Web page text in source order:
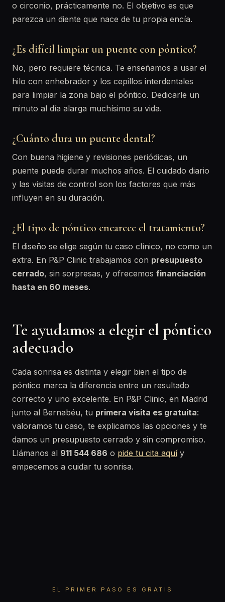
o circonio, prácticamente no. El objetivo es que
parezca un diente que nace de tu propia encía.
¿Es difícil limpiar un puente con póntico?
No, pero requiere técnica. Te enseñamos a usar el
hilo con enhebrador y los cepillos interdentales
para limpiar la zona bajo el póntico. Dedicarle un
minuto al día alarga muchísimo su vida.
¿Cuánto dura un puente dental?
Con buena higiene y revisiones periódicas, un
puente puede durar muchos años. El cuidado diario
y las visitas de control son los factores que más
influyen en su duración.
¿El tipo de póntico encarece el tratamiento?
El diseño se elige según tu caso clínico, no como un
extra. En P&P Clinic trabajamos con presupuesto
cerrado, sin sorpresas, y ofrecemos financiación
hasta en 60 meses.
Te ayudamos a elegir el póntico
adecuado
Cada sonrisa es distinta y elegir bien el tipo de
póntico marca la diferencia entre un resultado
correcto y uno excelente. En P&P Clinic, en Madrid
junto al Bernabéu, tu primera visita es gratuita:
valoramos tu caso, te explicamos las opciones y te
damos un presupuesto cerrado y sin compromiso.
Llámanos al 911 544 686 o pide tu cita aquíy
empecemos a cuidar tu sonrisa.
EL PRIMER PASO ES GRATIS